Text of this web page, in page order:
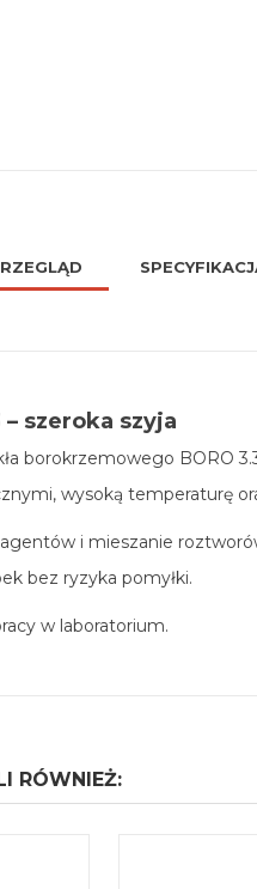
– szeroka szyja
borokrzemowego BORO
wysoką temperaturę
i mieszanie
bez ryzyka pomyłki.
w laboratorium.
RÓWNIEŻ: